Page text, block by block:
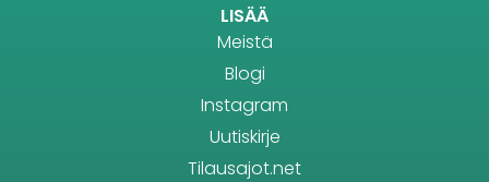
LISÄÄ
Meistä
Blogi
Instagram
Uutiskirje
Tilausajot.net